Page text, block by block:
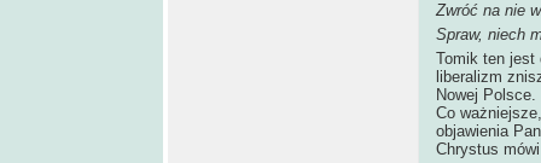
Zwróć na nie
Spraw, niech
Tomik ten jest
liberalizm
Nowej
Co
objawienia
Chrystus